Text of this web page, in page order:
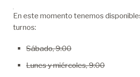
En este momento tenemos
turnos:
Sábado, 9:00
Lunes y miércoles, 9:00